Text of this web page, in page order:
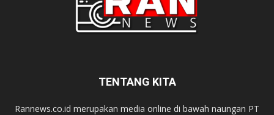
TENTANG KITA
Rannews.co.id merupakan media online di bawah naungan PT